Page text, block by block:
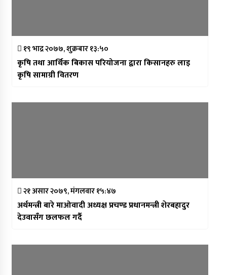
१९ भाद्र २०७७, शुक्रबार १३:५०
कृषि तथा आर्थिक बिकास परियोजना द्वारा किसानहरु लाइ
कृषि सामाग्री वितरण
२१ असार २०७९, मंगलवार १५:४७
अर्थमन्त्री बारे माओवादी अध्यक्ष प्रचण्ड प्रधानमन्त्री शेरबहादुर
देउवासँग छलफल गर्दै